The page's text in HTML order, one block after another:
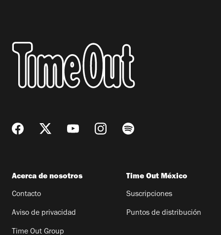
Acerca de nosotros
Contacto
Aviso de privacidad
Time Out Group
Time Out México
Suscripciones
Puntos de distribución